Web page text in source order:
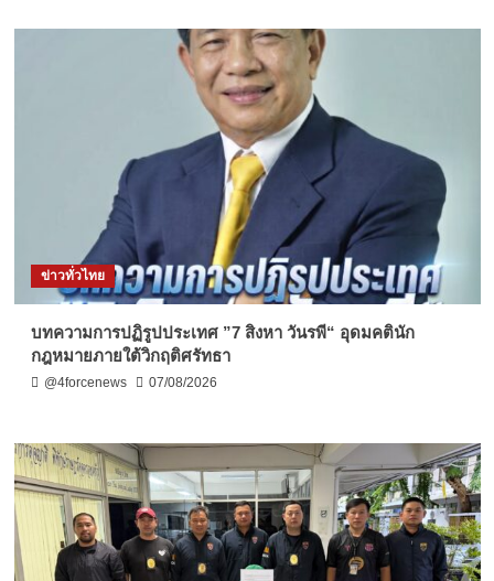
ข่าวทั่วไทย
บทความการปฏิรูปประเทศ ”7 สิงหา วันรพี“ อุดมคตินัก
กฎหมายภายใต้วิกฤติศรัทธา
@4forcenews 07/08/2026